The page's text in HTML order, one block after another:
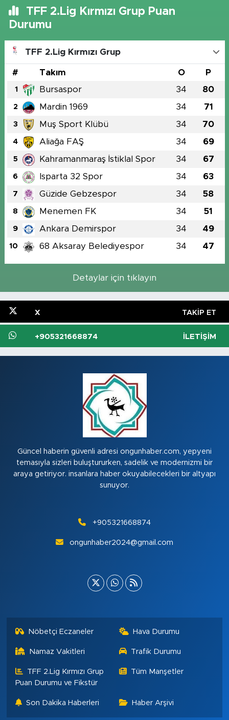
TFF 2.Lig Kırmızı Grup Puan
Durumu
TFF 2.Lig Kırmızı Grup
# Takım O P
1 Bursaspor 34 80
2 Mardin 1969 34 71
3 Muş Sport Klübü 34 70
4 Aliağa FAŞ 34 69
5 Kahramanmaraş İstiklal Spor 34 67
6 Isparta 32 Spor 34 63
7 Güzide Gebzespor 34 58
8 Menemen FK 34 51
9 Ankara Demirspor 34 49
10 68 Aksaray Belediyespor 34 47
Detaylar için tıklayın
X TAKIP ET
+905321668874 İLETIŞIM
Güncel haberin güvenli adresi ongunhaber.com, yepyeni
temasıyla sizleri buluştururken, sadelik ve modernizmi bir
araya getiriyor. insanlara haber okuyabilecekleri bir altyapı
sunuyor.
+905321668874
ongunhaber2024@gmail.com
Nöbetçi Eczaneler Hava Durumu
Namaz Vakitleri Trafik Durumu
TFF 2.Lig Kırmızı Grup
Puan Durumu ve Fikstür
Tüm Manşetler
Son Dakika Haberleri Haber Arşivi